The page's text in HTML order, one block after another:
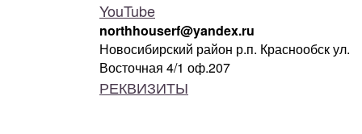
YouTube
northhouserf@yandex.ru
Новосибирский район р.п. Краснообск ул.
Восточная 4/1 оф.207
РЕКВИЗИТЫ